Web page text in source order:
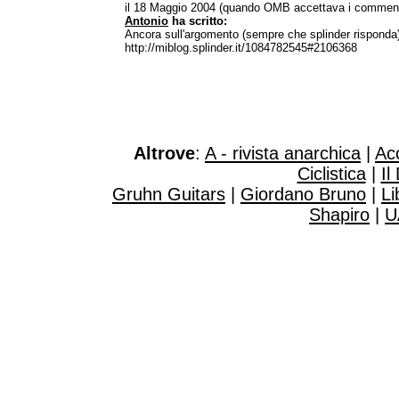
il 18 Maggio 2004 (quando OMB accettava i
Antonio ha scritto:
Ancora sull'argomento (sempre che splinder
http://miblog.splinder.it/1084782545#2106368
Altrove: A - rivista anarchica
Ciclistica| Il
Gruhn Guitars
Giordano Bruno
Shapiro